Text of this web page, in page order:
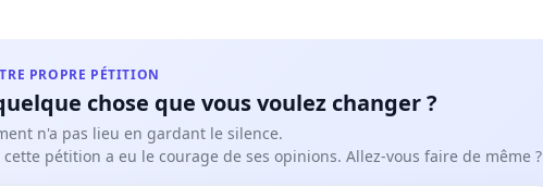
PROPRE PÉTITION
chose que vous voulez changer ?
n'a pas lieu en gardant le silence.
cette pétition a eu le courage de ses opinions. Allez-vous faire de même ?